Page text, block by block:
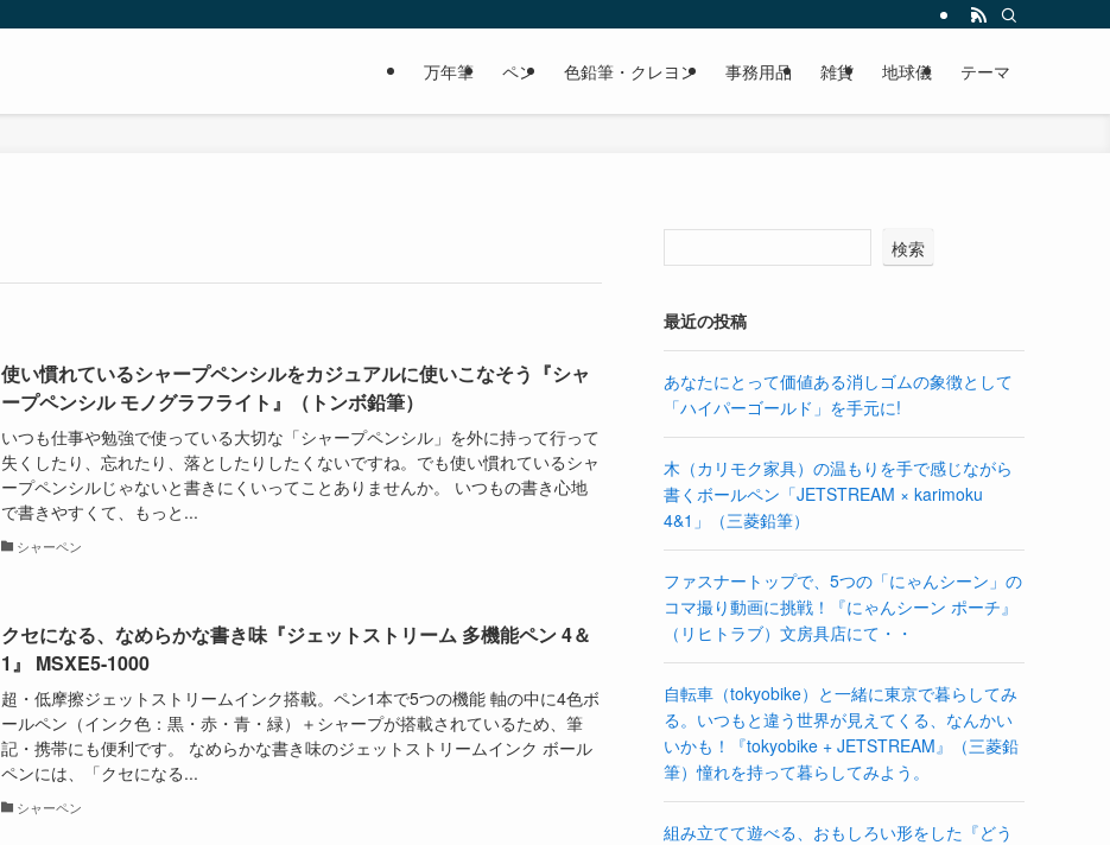
万年筆 ペン 色鉛筆・クレヨン 事務用品 雑貨 地球儀 テーマ
使い慣れているシャープペンシルをカジュアルに使いこなそう『シャ
ープペンシル モノグラフライト』（トンボ鉛筆）
いつも仕事や勉強で使っている大切な「シャープペンシル」を外に持って行って
失くしたり、忘れたり、落としたりしたくないですね。でも使い慣れているシャ
ープペンシルじゃないと書きにくいってことありませんか。 いつもの書き心地
で書きやすくて、もっと...
シャーペン
クセになる、なめらかな書き味『ジェットストリーム 多機能ペン 4＆
1』 MSXE5-1000
超・低摩擦ジェットストリームインク搭載。ペン1本で5つの機能 軸の中に4色ボ
ールペン（インク色：黒・赤・青・緑）＋シャープが搭載されているため、筆
記・携帯にも便利です。 なめらかな書き味のジェットストリームインク ボール
ペンには、「クセになる...
シャーペン
検索
最近の投稿
あなたにとって価値ある消しゴムの象徴として
「ハイパーゴールド」を手元に!
木（カリモク家具）の温もりを手で感じながら
書くボールペン「JETSTREAM × karimoku
4&1」（三菱鉛筆）
ファスナートップで、5つの「にゃんシーン」の
コマ撮り動画に挑戦！『にゃんシーン ポーチ』
（リヒトラブ）文房具店にて・・
自転車（tokyobike）と一緒に東京で暮らしてみ
る。いつもと違う世界が見えてくる、なんかい
いかも！『tokyobike + JETSTREAM』（三菱鉛
筆）憧れを持って暮らしてみよう。
組み立てて遊べる、おもしろい形をした『どう